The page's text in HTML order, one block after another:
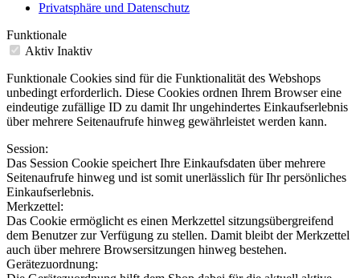
Privatsphäre und Datenschutz
Funktionale
Aktiv Inaktiv
Funktionale Cookies sind für die Funktionalität des Webshops
unbedingt erforderlich. Diese Cookies ordnen Ihrem Browser eine
eindeutige zufällige ID zu damit Ihr ungehindertes Einkaufserlebnis
über mehrere Seitenaufrufe hinweg gewährleistet werden kann.
Session:
Das Session Cookie speichert Ihre Einkaufsdaten über mehrere
Seitenaufrufe hinweg und ist somit unerlässlich für Ihr persönliches
Einkaufserlebnis.
Merkzettel:
Das Cookie ermöglicht es einen Merkzettel sitzungsübergreifend
dem Benutzer zur Verfügung zu stellen. Damit bleibt der Merkzettel
auch über mehrere Browsersitzungen hinweg bestehen.
Gerätezuordnung: